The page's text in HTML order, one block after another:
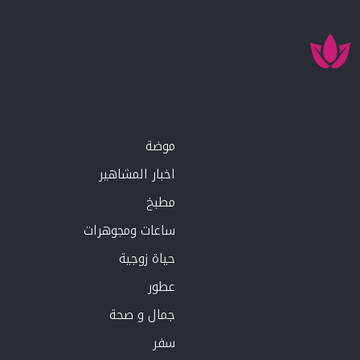
موضة
اخبار المشاهير
مطبخ
ساعات ومجوهرات
حياة زوجية
عطور
جمال و صحة
سفر